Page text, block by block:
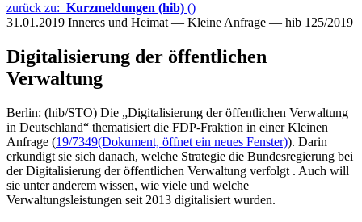
zurück zu: Kurzmeldungen (hib) ()
31.01.2019 Inneres und Heimat — Kleine Anfrage — hib 125/2019
Digitalisierung der öffentlichen
Verwaltung
Berlin: (hib/STO) Die „Digitalisierung der öffentlichen Verwaltung
in Deutschland“ thematisiert die FDP-Fraktion in einer Kleinen
Anfrage (19/7349(Dokument, öffnet ein neues Fenster)). Darin
erkundigt sie sich danach, welche Strategie die Bundesregierung bei
der Digitalisierung der öffentlichen Verwaltung verfolgt . Auch will
sie unter anderem wissen, wie viele und welche
Verwaltungsleistungen seit 2013 digitalisiert wurden.